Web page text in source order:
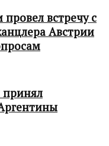
встречу с
Австрии